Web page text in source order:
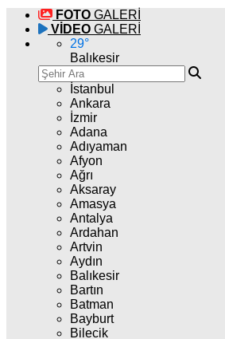
FOTO GALERİ
VİDEO GALERİ
29°
Balıkesir
İstanbul
Ankara
İzmir
Adana
Adıyaman
Afyon
Ağrı
Aksaray
Amasya
Antalya
Ardahan
Artvin
Aydın
Balıkesir
Bartın
Batman
Bayburt
Bilecik